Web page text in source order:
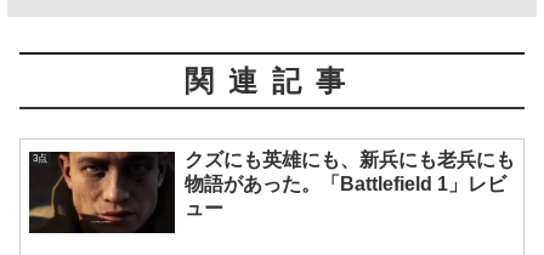
関連記事
3点
クズにも英雄にも、新兵にも老兵にも
物語があった。「Battlefield 1」レビ
ュー